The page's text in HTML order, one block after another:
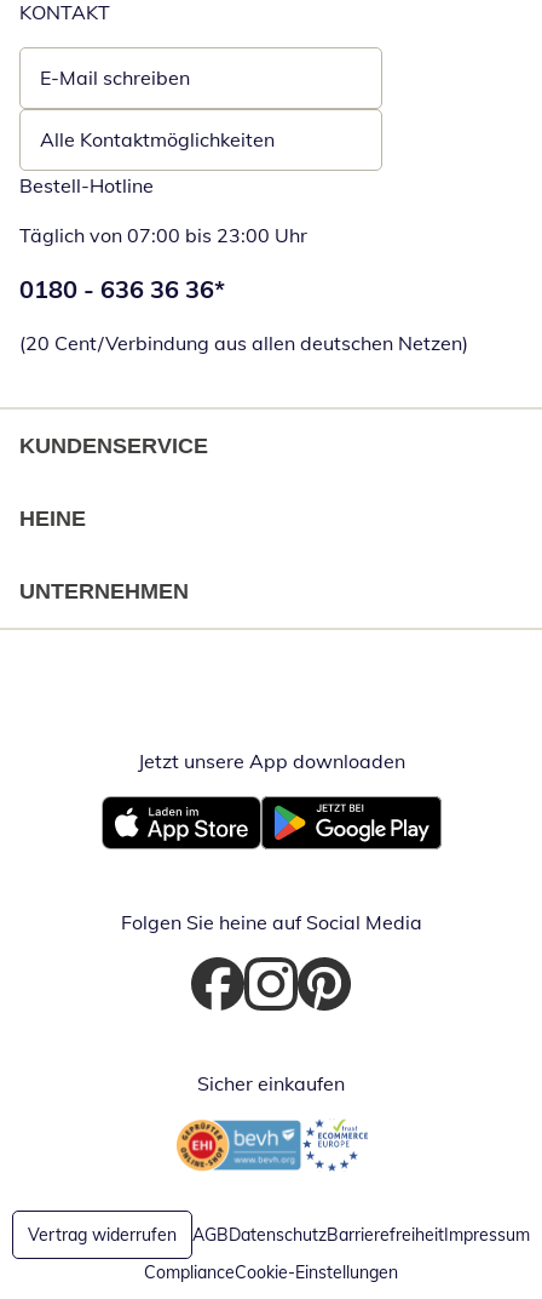
KONTAKT
E-Mail schreiben
Öffnet E-Mail-Client
Alle Kontaktmöglichkeiten
Bestell-Hotline
Täglich von 07:00 bis 23:00 Uhr
Telefonnummer:
0180 - 636 36 36*
(20 Cent/Verbindung aus allen deutschen Netzen)
KUNDENSERVICE
HEINE
UNTERNEHMEN
Jetzt unsere App downloadenÖffnet in
Öffnet in neuem FensterÖffnet in neuem Fenster
Folgen Sie heine auf Social Media
Öffnet in neuem Fenster
Öffnet in neuem Fenster
Öffnet in neuem Fenster
Sicher einkaufen
Öffnet in neuem FensterÖffnet in neuem Fenster
Vertrag widerrufen AGBDatenschutzBarrierefreiheitImpressum
ComplianceCookie-Einstellungen